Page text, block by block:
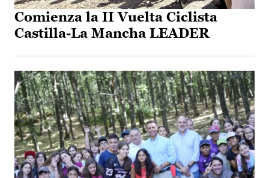
Comienza la II Vuelta Ciclista
Castilla-La Mancha LEADER